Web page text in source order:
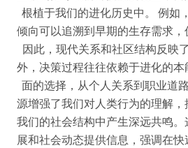
根植于我们的进化历史中。 例如
倾向可以追溯到早期的生存需求，
因此，现代关系和社区结构反映
外，决策过程往往依赖于进化的
面的选择，从个人关系到职业道
源增强了我们对人类行为的理解
我们的社会结构中产生深远共鸣
展和社会动态提供信息，强调在